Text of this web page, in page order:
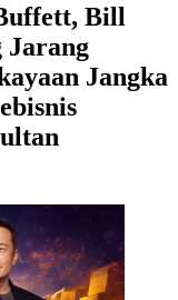
Bill
Jarang
Jangka